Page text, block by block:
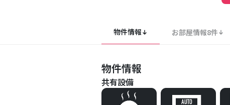
物件情報 お部屋情報8件
物件情報
共有設備